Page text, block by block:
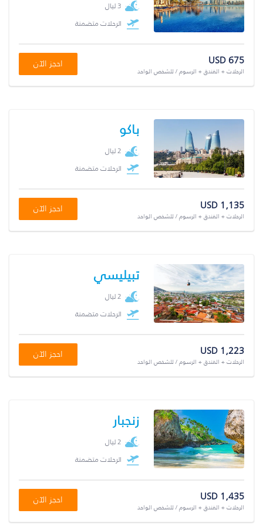
3 ليال
الرحلات متضمنة
USD 675
الرحلات + الفندق + الرسوم / للشخص الواحد
احجز الآن
باكو
2 ليال
الرحلات متضمنة
USD 1,135
الرحلات + الفندق + الرسوم / للشخص الواحد
احجز الآن
تبيليسي
2 ليال
الرحلات متضمنة
USD 1,223
الرحلات + الفندق + الرسوم / للشخص الواحد
احجز الآن
زنجبار
2 ليال
الرحلات متضمنة
USD 1,435
الرحلات + الفندق + الرسوم / للشخص الواحد
احجز الآن